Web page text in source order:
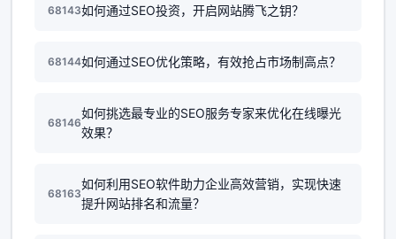
68143如何通过SEO投资，开启网站腾飞之钥？
68144如何通过SEO优化策略，有效抢占市场制高点？
68146
如何挑选最专业的SEO服务专家来优化在线曝光
效果？
68163
如何利用SEO软件助力企业高效营销，实现快速
提升网站排名和流量？